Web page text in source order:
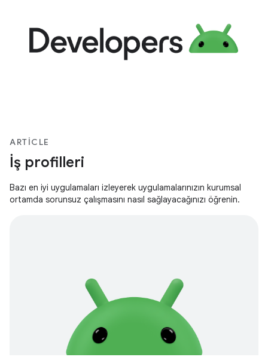
ARTICLE
İş profilleri
Bazı en iyi uygulamaları izleyerek uygulamalarınızın kurumsal
ortamda sorunsuz çalışmasını nasıl sağlayacağınızı öğrenin.